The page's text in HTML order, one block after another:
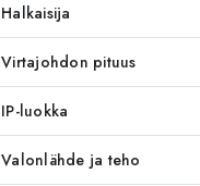
Halkaisija
Virtajohdon pituus
IP-luokka
Valonlähde ja teho